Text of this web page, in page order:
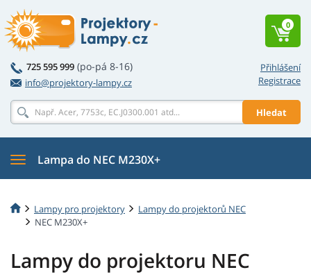
Přihlášení
Registrace
725 595 999 (po-pá 8-16)
info@projektory-lampy.cz
Hledat
0
Lampa do NEC M230X+
Lampy pro projektory
Lampy do projektorů NEC
NEC M230X+
Lampy do projektoru NEC